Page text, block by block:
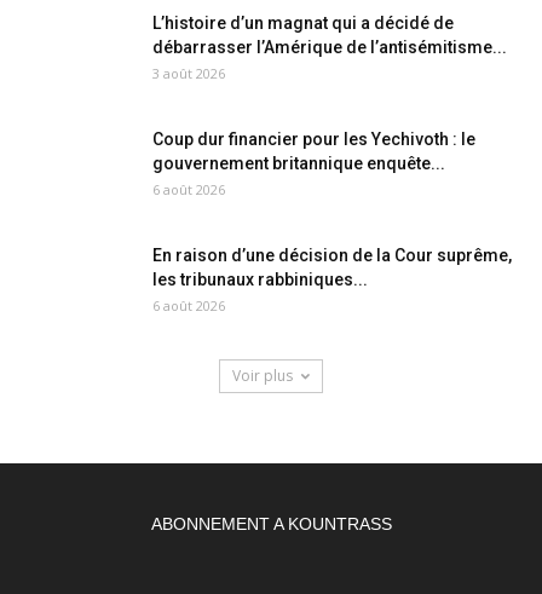
L’histoire d’un magnat qui a décidé de
débarrasser l’Amérique de l’antisémitisme...
3 août 2026
Coup dur financier pour les Yechivoth : le
gouvernement britannique enquête...
6 août 2026
En raison d’une décision de la Cour suprême,
les tribunaux rabbiniques...
6 août 2026
Voir plus
ABONNEMENT A KOUNTRASS